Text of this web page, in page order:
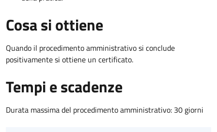
Cosa si ottiene
Quando il procedimento amministrativo si conclude
positivamente si ottiene un certificato.
Tempi e scadenze
Durata massima del procedimento amministrativo: 30 giorni